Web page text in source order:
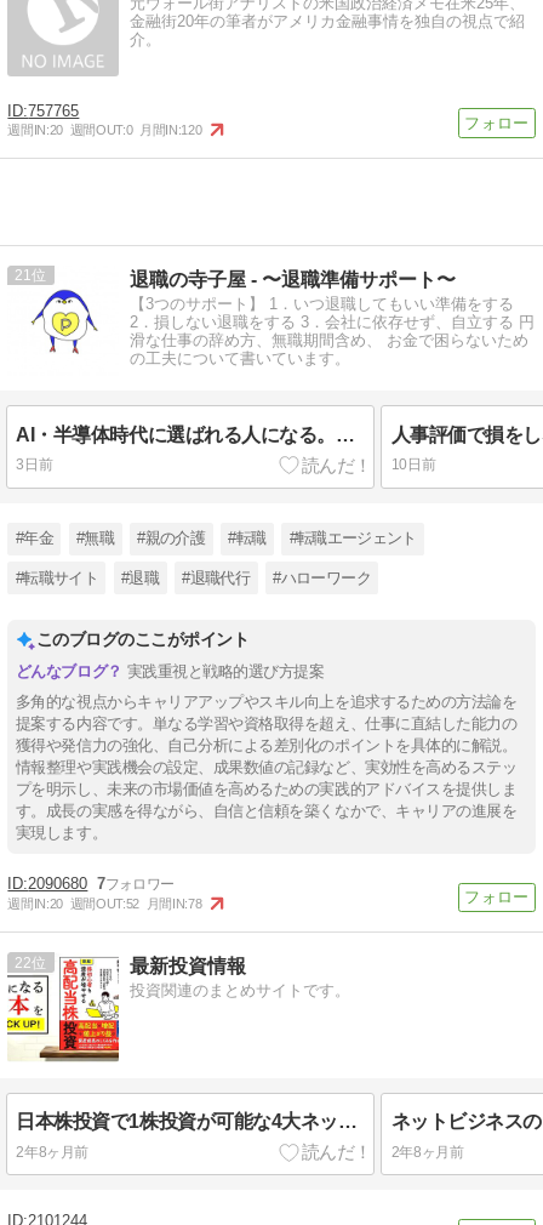
金融街20年の筆者がアメリカ金融事情を独自の視点で紹
介。
757765
週間IN:20 週間OUT:0 月間IN:120
21 退職の寺子屋 - 〜退職準備サポート〜
【3つのサポート】 1．いつ退職してもいい準備をする
2．損しない退職をする 3．会社に依存せず、自立する 円
滑な仕事の辞め方、無職期間含め、 お金で困らないため
の工夫について書いています。
AI・半導体時代に選ばれる人になる。今こそ身につけたいWebマーケティングという武器
3日前 10日前
#年金 #無職 #親の介護 #転職 #転職エージェント
#転職サイト #退職 #退職代行 #ハローワーク
このブログのここがポイント
実践重視と戦略的選び方提案
多角的な視点からキャリアアップやスキル向上を追求するための方法論を
提案する内容です。単なる学習や資格取得を超え、仕事に直結した能力の
獲得や発信力の強化、自己分析による差別化のポイントを具体的に解説。
情報整理や実践機会の設定、成果数値の記録など、実効性を高めるステッ
プを明示し、未来の市場価値を高めるための実践的アドバイスを提供しま
す。成長の実感を得ながら、自信と信頼を築くなかで、キャリアの進展を
実現します。
2090680 7
週間IN:20 週間OUT:52 月間IN:78
22 最新投資情報
投資関連のまとめサイトです。
日本株投資で1株投資が可能な4大ネット証券を比較！
2年8ヶ月前 2年8ヶ月前
2101244